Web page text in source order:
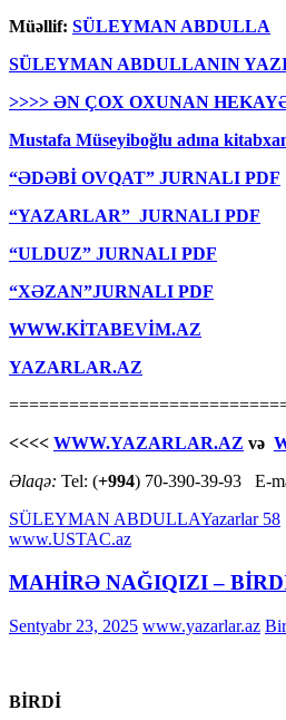
Müəllif: SÜLEYMAN ABDULLA
SÜLEYMAN ABDULLANIN
>>>> ƏN ÇOX OXUNAN
Mustafa Müseyiboğlu adına
“ƏDƏBİ OVQAT” JURNALI PDF
“YAZARLAR” JURNALI PDF
“ULDUZ” JURNALI PDF
“XƏZAN”JURNALI PDF
WWW.KİTABEVİM.AZ
YAZARLAR.AZ
<<<< WWW.YAZARLAR.AZ və
Əlaqə: Tel: (+994) 70-390-39-93 E-
SÜLEYMAN ABDULLAYazarlar 58
www.USTAC.az
MAHİRƏ NAĞIQIZI –
Sentyabr 23, 2025 www.yazarlar.az
BİRDİ